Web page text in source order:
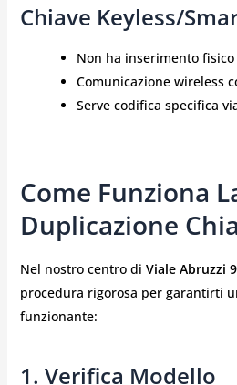
Chiave Keyless/
Non ha inserimento fisico
Comunicazione wireless
Serve codifica specifica
Come Funziona
Duplicazione
Nel nostro centro di Viale Abruzzi
procedura rigorosa per garantirti
funzionante:
1. Verifica Modello